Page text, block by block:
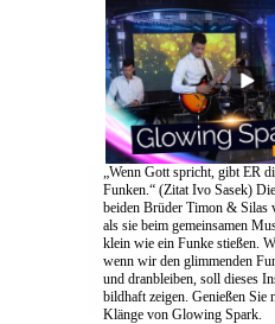
„Wenn Gott spricht, gibt ER
Funken.“ (Zitat Ivo Sasek)
beiden Brüder Timon & Silas
als sie beim gemeinsamen
klein wie ein Funke stießen.
wenn wir den glimmenden
und dranbleiben, soll dieses
bildhaft zeigen. Genießen Sie
Klänge von Glowing Spark.